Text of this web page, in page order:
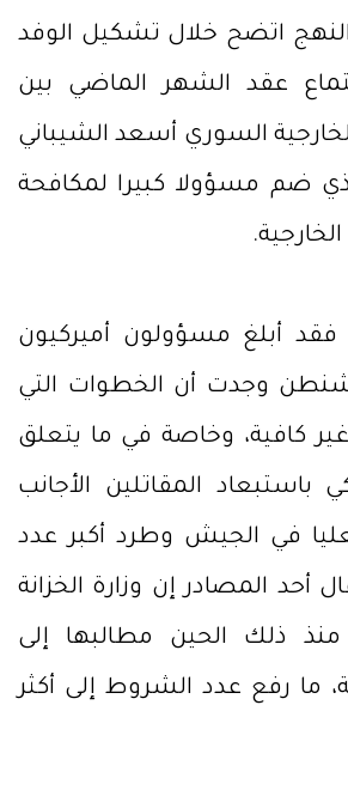
اتضح خلال تشكيل الوفد
عقد الشهر الماضي بين
السوري أسعد الشيباني
ضم مسؤولا كبيرا لمكافحة
فقد أبلغ مسؤولون أميركيون
وجدت أن الخطوات التي
كافية، وخاصة في ما يتعلق
باستبعاد المقاتلين الأجانب
في الجيش وطرد أكبر عدد
المصادر إن وزارة الخزانة
منذ ذلك الحين مطالبها إلى
ما رفع عدد الشروط إلى أكثر